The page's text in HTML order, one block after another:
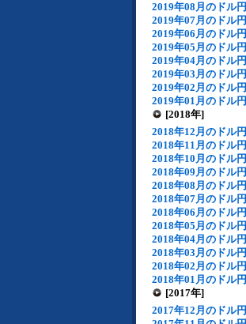
2019年08月のドル円
2019年07月のドル円
2019年06月のドル円
2019年05月のドル円
2019年04月のドル円
2019年03月のドル円
2019年02月のドル円
2019年01月のドル円
[2018年]
2018年12月のドル円
2018年11月のドル円
2018年10月のドル円
2018年09月のドル円
2018年08月のドル円
2018年07月のドル円
2018年06月のドル円
2018年05月のドル円
2018年04月のドル円
2018年03月のドル円
2018年02月のドル円
2018年01月のドル円
[2017年]
2017年12月のドル円